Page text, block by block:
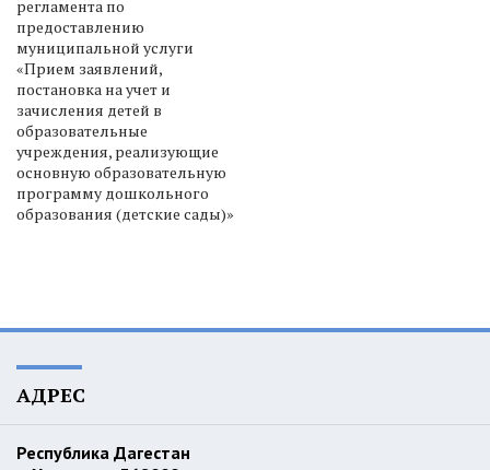
регламента по
предоставлению
муниципальной услуги
«Прием заявлений,
постановка на учет и
зачисления детей в
образовательные
учреждения, реализующие
основную образовательную
программу дошкольного
образования (детские сады)»
АДРЕС
Республика Дагестан